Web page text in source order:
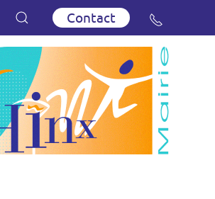
Contact